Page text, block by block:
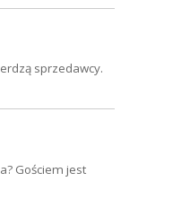
sprzedawcy.
Gościem jest